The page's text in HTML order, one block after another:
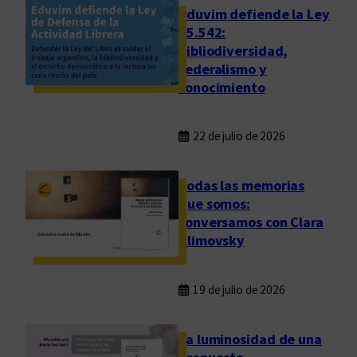
i
c
o
Eduvim defiende la Ley
25.542:
bibliodiversidad,
federalismo y
conocimiento
22 de julio de 2026
Todas las memorias
que somos:
conversamos con Clara
Klimovsky
19 de julio de 2026
La luminosidad de una